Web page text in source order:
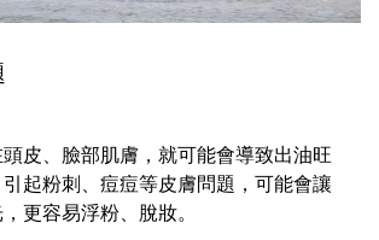
皮、臉部肌膚，就可能會導致出油旺
起粉刺、痘痘等皮膚問題，可能會讓
更容易浮粉、脫妝。